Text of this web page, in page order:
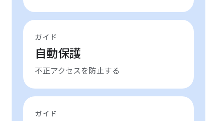
ガイド
自動保護
不正アクセスを防止する
ガイド